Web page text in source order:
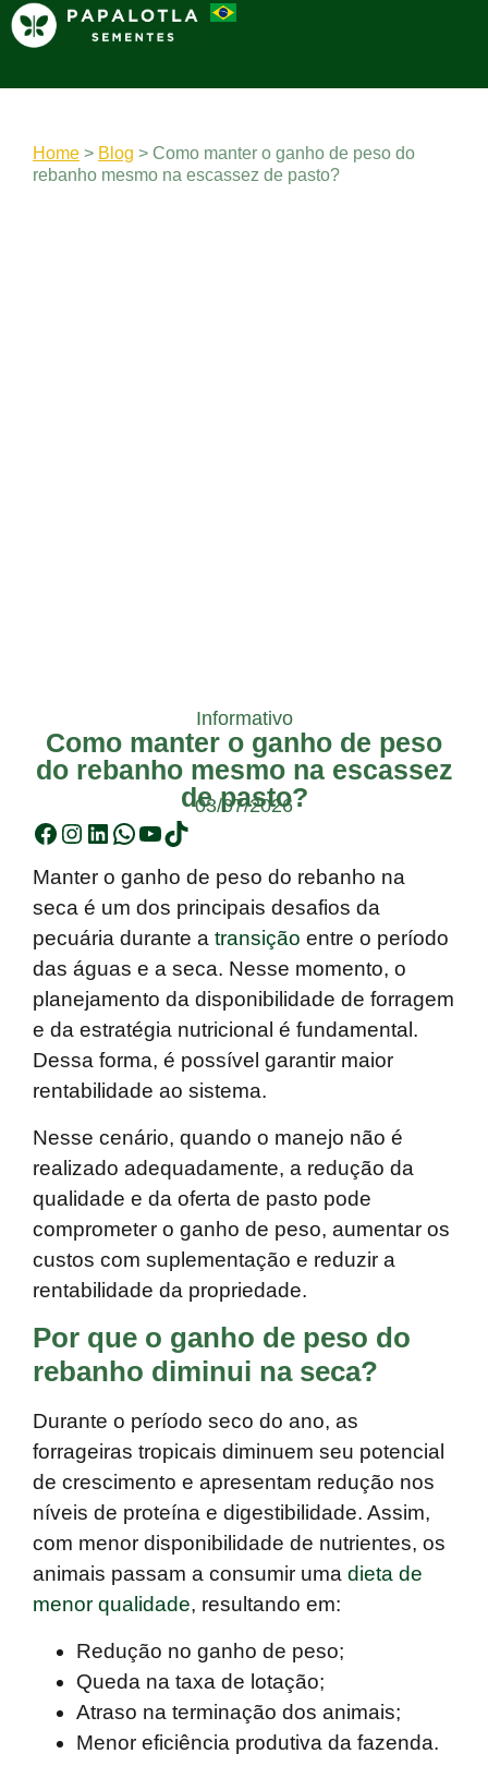
Home > Blog > Como manter o ganho de peso do
rebanho mesmo na escassez de pasto?
Informativo
Como manter o ganho de peso
do rebanho mesmo na escassez
de pasto?
03/07/2026
Manter o ganho de peso do rebanho na
seca é um dos principais desafios da
pecuária durante a transição entre o período
das águas e a seca. Nesse momento, o
planejamento da disponibilidade de forragem
e da estratégia nutricional é fundamental.
Dessa forma, é possível garantir maior
rentabilidade ao sistema.
Nesse cenário, quando o manejo não é
realizado adequadamente, a redução da
qualidade e da oferta de pasto pode
comprometer o ganho de peso, aumentar os
custos com suplementação e reduzir a
rentabilidade da propriedade.
Por que o ganho de peso do
rebanho diminui na seca?
Durante o período seco do ano, as
forrageiras tropicais diminuem seu potencial
de crescimento e apresentam redução nos
níveis de proteína e digestibilidade. Assim,
com menor disponibilidade de nutrientes, os
animais passam a consumir uma dieta de
menor qualidade, resultando em:
Redução no ganho de peso;
Queda na taxa de lotação;
Atraso na terminação dos animais;
Menor eficiência produtiva da fazenda.